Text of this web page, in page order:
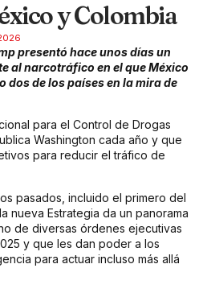
y Colombia
presentó hace unos días un
al narcotráfico en el que México
dos de los países en la mira de
para el Control de Drogas
Washington cada año y que
para reducir el tráfico de
pasados, incluido el primero del
nueva Estrategia da un panorama
de diversas órdenes ejecutivas
y que les dan poder a los
para actuar incluso más allá